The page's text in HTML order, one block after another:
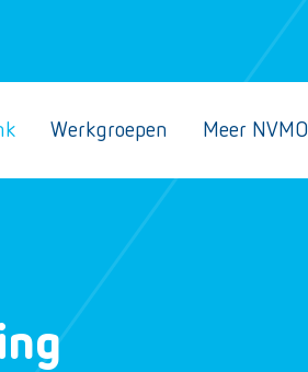
Werkgroepen Meer NVMO